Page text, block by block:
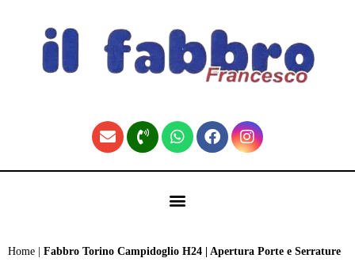
Home | Fabbro Torino Campidoglio H24 | Apertura Porte e Serrature